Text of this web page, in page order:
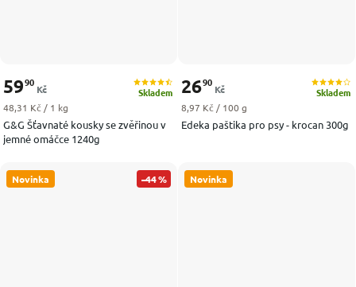
G&G Šťavnaté kousky se zvěřinou v
jemné omáčce 1240g
Skladem
5990
Kč
Měrná cena:
48,31 Kč / 1 kg
Edeka paštika pro psy - krocan 300g
Skladem
2690
Kč
Měrná cena:
8,97 Kč / 100 g
Novinka –44 % Novinka